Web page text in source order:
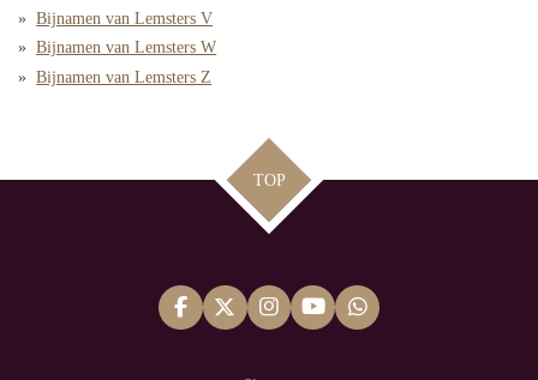
Bijnamen van Lemsters V
Bijnamen van Lemsters W
Bijnamen van Lemsters Z
TOP
F
a
X
I
n
Y
o
W
h